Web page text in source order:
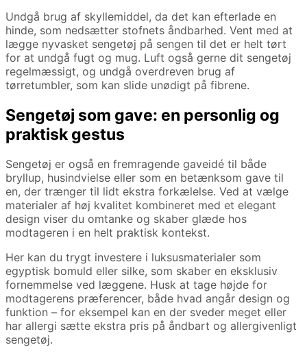
Undgå brug af skyllemiddel, da det kan efterlade en
hinde, som nedsætter stofnets åndbarhed. Vent med at
lægge nyvasket sengetøj på sengen til det er helt tørt
for at undgå fugt og mug. Luft også gerne dit sengetøj
regelmæssigt, og undgå overdreven brug af
tørretumbler, som kan slide unødigt på fibrene.
Sengetøj som gave: en personlig og
praktisk gestus
Sengetøj er også en fremragende gaveidé til både
bryllup, husindvielse eller som en betænksom gave til
en, der trænger til lidt ekstra forkælelse. Ved at vælge
materialer af høj kvalitet kombineret med et elegant
design viser du omtanke og skaber glæde hos
modtageren i en helt praktisk kontekst.
Her kan du trygt investere i luksusmaterialer som
egyptisk bomuld eller silke, som skaber en eksklusiv
fornemmelse ved læggene. Husk at tage højde for
modtagerens præferencer, både hvad angår design og
funktion – for eksempel kan en der sveder meget eller
har allergi sætte ekstra pris på åndbart og allergivenligt
sengetøj.